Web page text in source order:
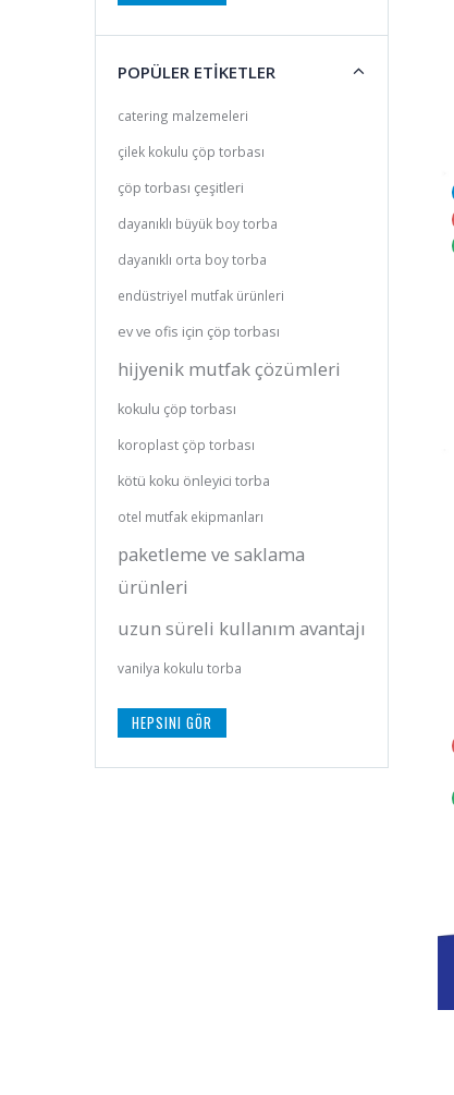
POPÜLER ETİKETLER
catering malzemeleri
çilek kokulu çöp torbası
çöp torbası çeşitleri
dayanıklı büyük boy torba
dayanıklı orta boy torba
endüstriyel mutfak ürünleri
ev ve ofis için çöp torbası
hijyenik mutfak çözümleri
kokulu çöp torbası
koroplast çöp torbası
kötü koku önleyici torba
otel mutfak ekipmanları
paketleme ve saklama
ürünleri
uzun süreli kullanım avantajı
vanilya kokulu torba
HEPSINI GÖR